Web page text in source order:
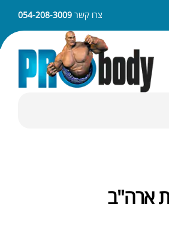
ניתן לשלם באמצעות APPLE PAY או SAMSUNG PAYצרו קשר 054-208-3009